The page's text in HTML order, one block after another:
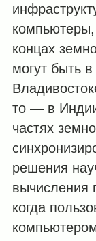
концах
могут быть
то — в
частях
решения
вычисления
когда